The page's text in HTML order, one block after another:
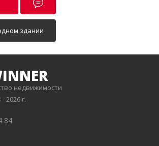
здании
недвижимости
2026 г.
84